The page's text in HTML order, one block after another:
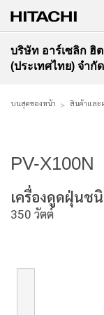
บริษัท อาร์เซลิก ฮิ
(ประเทศไทย) จำกัด
บนสุดของหน้า สินค้าแล
PV-X100N
เครื่องดูดฝุ่นช
350 วัตต์